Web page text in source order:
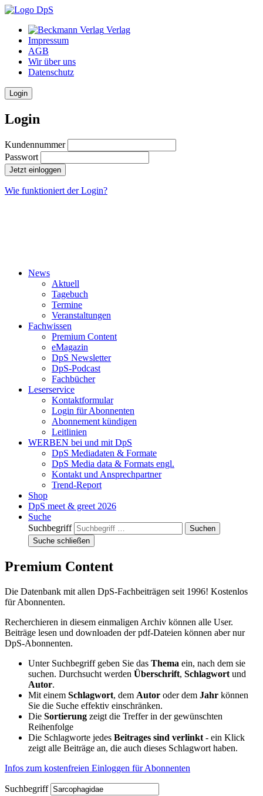
Verlag
Impressum
AGB
Wir über uns
Datenschutz
Login
Login
Kundennummer
Passwort
Jetzt einloggen
Wie funktioniert der Login?
News
Aktuell
Tagebuch
Termine
Veranstaltungen
Fachwissen
Premium Content
eMagazin
DpS Newsletter
DpS-Podcast
Fachbücher
Leserservice
Kontaktformular
Login für Abonnenten
Abonnement kündigen
Leitlinien
WERBEN bei und mit DpS
DpS Mediadaten & Formate
DpS Media data & Formats engl.
Kontakt und Ansprechpartner
Trend-Report
Shop
DpS meet & greet 2026
Suche
Suchbegriff
Suche schließen
Premium Content
Die Datenbank mit allen DpS-Fachbeiträgen seit 1996! Kostenlos
für Abonnenten.
Recherchieren in diesem einmaligen Archiv können alle User.
Beiträge lesen und downloaden der pdf-Dateien können aber nur
DpS-Abonnenten.
Unter Suchbegriff geben Sie das Thema ein, nach dem sie
suchen. Durchsucht werden Überschrift, Schlagwort und
Autor.
Mit einem Schlagwort, dem Autor oder dem Jahr können
Sie die Suche effektiv einschränken.
Die Sortierung zeigt die Treffer in der gewünschten
Reihenfolge
Die Schlagworte jedes Beitrages sind verlinkt - ein Klick
zeigt alle Beiträge an, die auch dieses Schlagwort haben.
Infos zum kostenfreien Einloggen für Abonnenten
Suchbegriff